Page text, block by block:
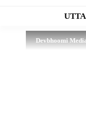
Devbhoomi